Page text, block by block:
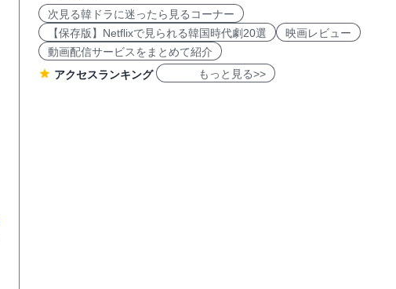
次見る韓ドラに迷ったら見るコーナー
【保存版】Netflixで見られる韓国時代劇20選
映画レビュー
動画配信サービスをまとめて紹介
アクセスランキング
もっと見る>>